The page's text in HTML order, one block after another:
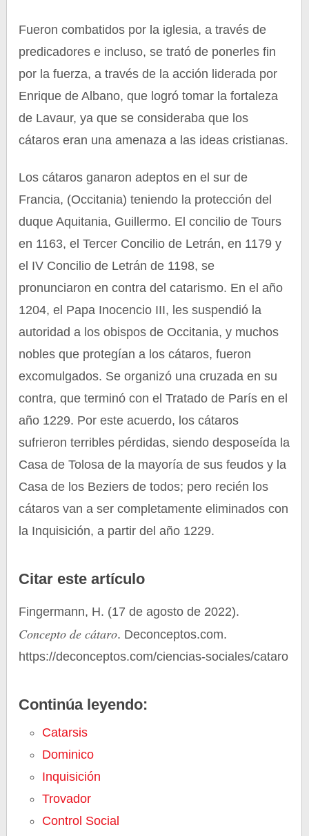
Fueron combatidos por la iglesia, a través de
predicadores e incluso, se trató de ponerles fin
por la fuerza, a través de la acción liderada por
Enrique de Albano, que logró tomar la fortaleza
de Lavaur, ya que se consideraba que los
cátaros eran una amenaza a las ideas cristianas.
Los cátaros ganaron adeptos en el sur de
Francia, (Occitania) teniendo la protección del
duque Aquitania, Guillermo. El concilio de Tours
en 1163, el Tercer Concilio de Letrán, en 1179 y
el IV Concilio de Letrán de 1198, se
pronunciaron en contra del catarismo. En el año
1204, el Papa Inocencio III, les suspendió la
autoridad a los obispos de Occitania, y muchos
nobles que protegían a los cátaros, fueron
excomulgados. Se organizó una cruzada en su
contra, que terminó con el Tratado de París en el
año 1229. Por este acuerdo, los cátaros
sufrieron terribles pérdidas, siendo desposeída la
Casa de Tolosa de la mayoría de sus feudos y la
Casa de los Beziers de todos; pero recién los
cátaros van a ser completamente eliminados con
la Inquisición, a partir del año 1229.
Citar este artículo
Fingermann, H. (17 de agosto de 2022).
Concepto de cátaro. Deconceptos.com.
https://deconceptos.com/ciencias-sociales/cataro
Continúa leyendo:
Catarsis
Dominico
Inquisición
Trovador
Control Social